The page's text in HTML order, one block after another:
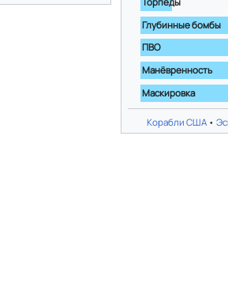
Глубинные бомбы
ПВО
Манёвренность
Маскировка
Корабли США •